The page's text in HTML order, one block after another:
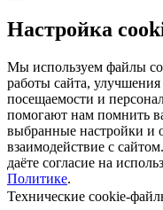
Настройка
Мы используем файлы
работы сайта,
посещаемости и
помогают нам помнить
выбранные настройки и
взаимодействие с
даёте согласие на
Политике.
Технические cookie-